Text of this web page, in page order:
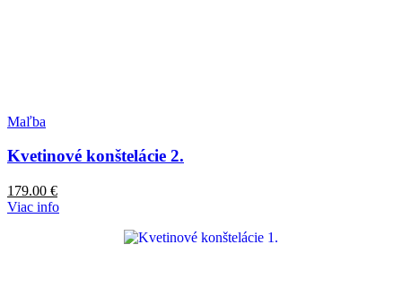
Maľba
Kvetinové konštelácie 2.
179.00 €
Viac info